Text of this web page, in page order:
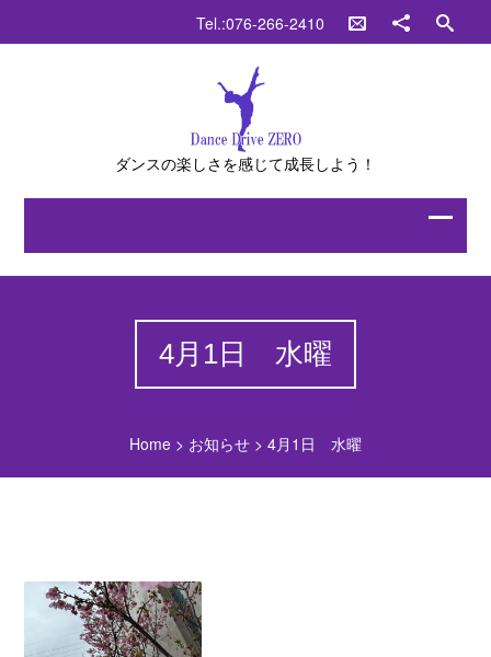
Tel.:076-266-2410
ダンスの楽しさを感じて成長しよう！
4月1日 水曜
Home> お知らせ> 4月1日 水曜